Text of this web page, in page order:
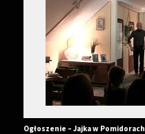
Ogłoszenie – Jajka w Pomidorach